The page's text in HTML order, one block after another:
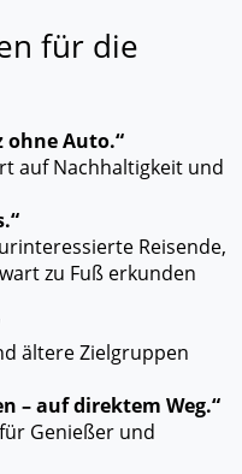
für die
ohne Auto.“
auf Nachhaltigkeit und
Reisende,
zu Fuß erkunden
ältere Zielgruppen
– auf direktem Weg.“
Genießer und